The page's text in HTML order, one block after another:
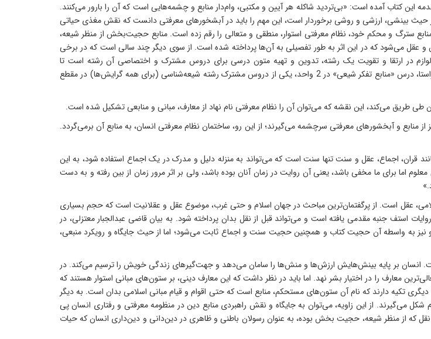
کتاب آمده است: «بی‌تردید شاکله هر آیین و مکتبی، وام‌دار منابع و چشمه‌هایی است که آن را بارور می‌کنند.
از حیث بینشی، ارزشی و روشی برخوردار است، این مهم را باید در آبشخورهای معرفتی دانست که نقش مغذی حیاتی
سترگ و محکم خود، نظام معرفتی استوار، منطقی و متعالی را رقم زده است. منابع حجیت‌بخش از منظر شیعه،
و عقل می‌شود که در این اثر به‌ طور تفصیلی به آن‌ها پرداخته شده است. از سوی دیگر چند سالی است که در برخی
در ارتقا و تقویت یک رشته، تدوین و تهیه متون درسی برای دروس مشترک و اختصاصی آن رشته است تا
دانشجویان در عرصه منابع درسی و مطالعاتی با خلأ و ضعف کمتری مواجه باشند. در همین راستا، درس «منابع تفکر شیعی» در 2 واحد، یکی از دروس مشترک رشته شیعه‌شناسی (برای همه گرایش‌ها) در مقطع
طریق می‌کند، این نقشه که می‌توان آن را نظام معرفتی نام نهاد از معارف، مبانی و منابعی تشکیل شده است.
منابع و آبخشورهای معرفتی سرچشمه می‌گیرند؛ از این رو، ساختمان نظام معرفتی انسان، به منابع آن برمی‌گردد.
قران، اجماع، عقل و سنت تنها سنت است که می‌تواند به منزله دلیل و مدرک در یک اجماع استفاده شود، به این
اما برای ما مخفی باشد، یعنی آن روایت در زمان آنان بوده باشد، ولی بر اثر مرور زمان از بین رفته و به دست
عقل است. از پرگفتمان‌ترین مباحث در جهان اسلام و حتی غرب، موضوع عقل و عقلانیت است که حجم بسیاری
استف جنبه مقدمی یافته است و می‌تواند قبل از نقل بدان پرداخته شود. به بیان قاضی عبدالجبار معتزلی، در
و نیز به واسطه آن حجیت کتاب و همچنین حجیت سنت و اجماع ثابت می‌شود؛ اما از حیث جایگاه و رویکرد منبعی،
انسان بر پایه بینش‌هایش ارزش‌ها و منش‌ها را سامان می‌دهد و جهت‌گیرهای زندگی خویش را ترسیم می‌کند. در
معارف را در اختیار بشر نهد. اما باید در نظر داشت که این معارف دینی، بر ستون‌های مبانی استوار هستند که
تکیه دارند که نام آن ستون‌های مستحکم، منابع است که حتی اقوام و قیام مبانی اسلامی بدان است. به دیگر
می‌گیرند. از این زاویه، می‌توان به جایگاه و نقش راهبردی منابع دین در منظومه معرفتی و رفتاری انسان پی
نقل که از منظر شیعه، حجیت بخش بوده، به عنوان رسولان باطنی و ظاهری در دین‌دانی و دین‌داری انسان که حیات